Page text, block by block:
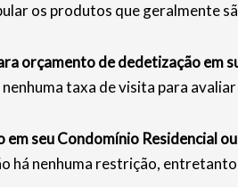
os produtos que geralmente
orçamento de dedetização em
taxa de visita para
em seu Condomínio Residencial
há nenhuma restrição,